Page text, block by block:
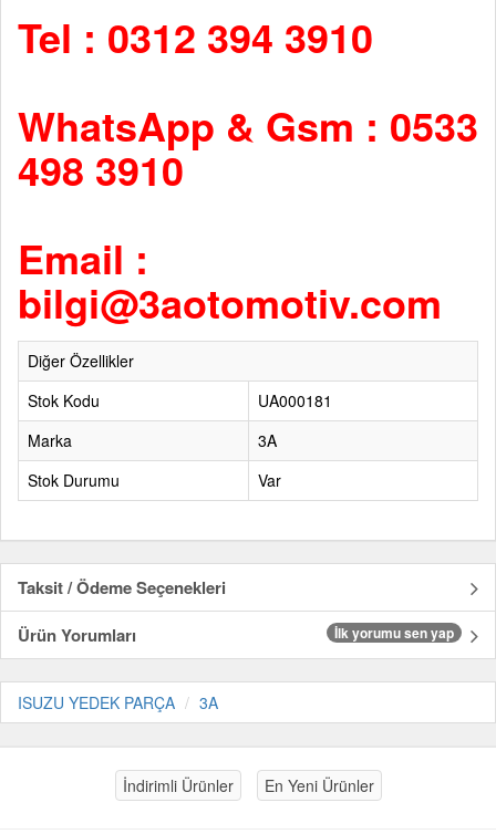
Tel : 0312 394 3910
WhatsApp & Gsm : 0533
498 3910
Email :
bilgi@3aotomotiv.com
Diğer Özellikler
Stok Kodu
UA000181
Marka
3A
Stok Durumu
Var
Taksit / Ödeme Seçenekleri
Ürün Yorumları
İlk yorumu sen yap
ISUZU YEDEK PARÇA 3A
İndirimli Ürünler En Yeni Ürünler